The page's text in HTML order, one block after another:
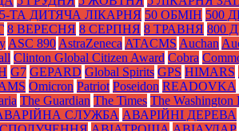
5-ТА ДИТЯЧА ЛІКАРНЯ 50 ОБМІН 500
8 ВЕРЕСНЯ 8 СЕРПНЯ 8 ТРАВНЯ 800
ASC 890 AstraZeneca ATACMS Auchan
Clinton Global Citizen Award Cobra
G7 GEPARD Global Spirits GPS HIMARS
Omicron Patriot Poseidon READOVKA
The Guardian The Times The Washington
СЛУЖБА АВАРІЙНІ ДЕРЕВА